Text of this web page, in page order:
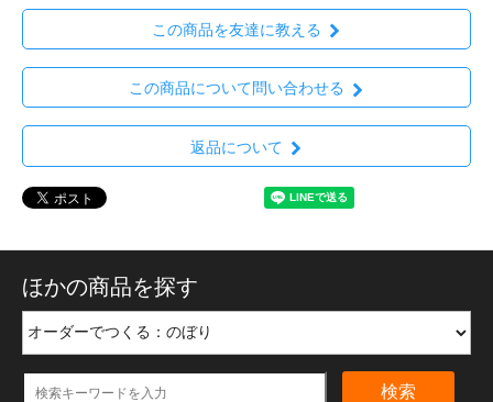
この商品を友達に教える
この商品について問い合わせる
返品について
ほかの商品を探す
検索